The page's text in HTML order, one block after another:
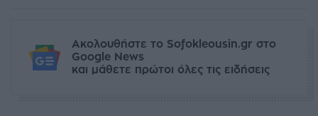
Ακολουθήστε το Sofokleousin.gr στο
Google News
και μάθετε πρώτοι όλες τις ειδήσεις